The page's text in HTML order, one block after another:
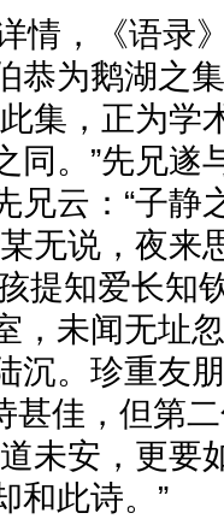
情，《语录
恭为鹅湖之
集，正为学
同。”先兄遂
兄云：“子静
无说，夜来
提知爱长知
，未闻无址
沉。珍重友
甚佳，但第
未安，更要
和此诗。”